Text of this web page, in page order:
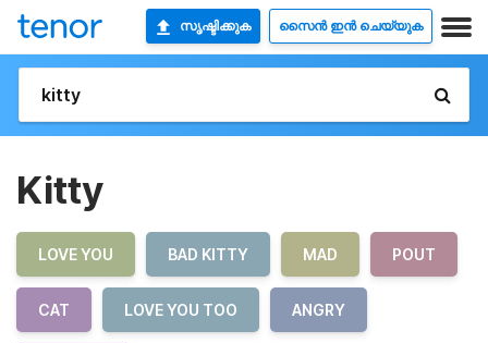
സൃഷ്ടിക്കുക സൈൻ ഇൻ ചെയ്യുക
Kitty
LOVE YOU BAD KITTY MAD POUT
CAT LOVE YOU TOO ANGRY